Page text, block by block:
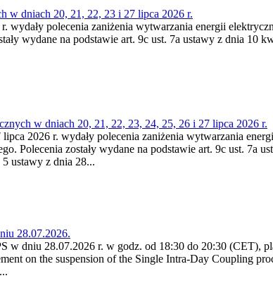
w dniach 20, 21, 22, 23 i 27 lipca 2026 r.
polecenia zaniżenia wytwarzania energii
wydane na podstawie art. 9c ust. 7a ustawy z dnia 10
w dniach 20, 21, 22, 23, 24, 25, 26 i 27 lipca 2026 r.
2026 r. wydały polecenia zaniżenia wytwarzania
Polecenia zostały wydane na podstawie art. 9c ust. 7a
ustawy z dnia 28...
28.07.2026.
dniu 28.07.2026 r. w godz. od 18:30 do 20:30 (CET),
on the suspension of the Single Intra-Day Coupling